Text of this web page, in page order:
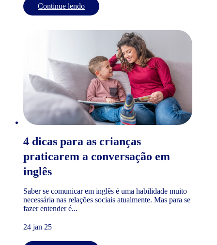
Continue lendo
4 dicas para as crianças
praticarem a conversação em
inglês
Saber se comunicar em inglês é uma habilidade muito
necessária nas relações sociais atualmente. Mas para se
fazer entender é...
24 jan 25